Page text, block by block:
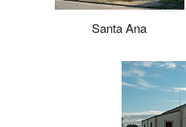
Santa Ana